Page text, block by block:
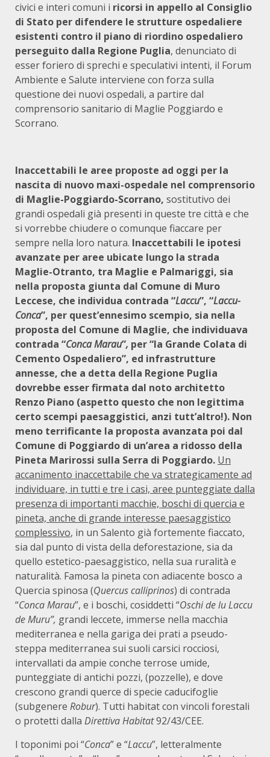
civici e interi comuni i ricorsi in appello al Consiglio
di Stato per difendere le strutture ospedaliere
esistenti contro il piano di riordino ospedaliero
perseguito dalla Regione Puglia, denunciato di
esser foriero di sprechi e speculativi intenti, il Forum
Ambiente e Salute interviene con forza sulla
questione dei nuovi ospedali, a partire dal
comprensorio sanitario di Maglie Poggiardo e
Scorrano.
Inaccettabili le aree proposte ad oggi per la
nascita di nuovo maxi-ospedale nel comprensorio
di Maglie-Poggiardo-Scorrano, sostitutivo dei
grandi ospedali già presenti in queste tre città e che
si vorrebbe chiudere o comunque fiaccare per
sempre nella loro natura. Inaccettabili le ipotesi
avanzate per aree ubicate lungo la strada
Maglie-Otranto, tra Maglie e Palmariggi, sia
nella proposta giunta dal Comune di Muro
Leccese, che individua contrada “Laccu”, “Laccu-
Conca”, per quest’ennesimo scempio, sia nella
proposta del Comune di Maglie, che individuava
contrada “Conca Marau”, per “la Grande Colata di
Cemento Ospedaliero”, ed infrastrutture
annesse, che a detta della Regione Puglia
dovrebbe esser firmata dal noto architetto
Renzo Piano (aspetto questo che non legittima
certo scempi paesaggistici, anzi tutt’altro!). Non
meno terrificante la proposta avanzata poi dal
Comune di Poggiardo di un’area a ridosso della
Pineta Marirossi sulla Serra di Poggiardo. Un
accanimento inaccettabile che va strategicamente ad
individuare, in tutti e tre i casi, aree punteggiate dalla
presenza di importanti macchie, boschi di quercia e
pineta, anche di grande interesse paesaggistico
complessivo, in un Salento già fortemente fiaccato,
sia dal punto di vista della deforestazione, sia da
quello estetico-paesaggistico, nella sua ruralità e
naturalità. Famosa la pineta con adiacente bosco a
Quercia spinosa (Quercus calliprinos) di contrada
“Conca Marau”, e i boschi, cosiddetti “Oschi de lu Laccu
de Muru”, grandi leccete, immerse nella macchia
mediterranea e nella gariga dei prati a pseudo-
steppa mediterranea sui suoli carsici rocciosi,
intervallati da ampie conche terrose umide,
punteggiate di antichi pozzi, (pozzelle), e dove
crescono grandi querce di specie caducifoglie
(subgenere Robur). Tutti habitat con vincoli forestali
o protetti dalla Direttiva Habitat92/43/CEE.
I toponimi poi “Conca” e “Laccu”, letteralmente